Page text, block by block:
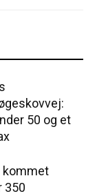
50 og et
kommet
350